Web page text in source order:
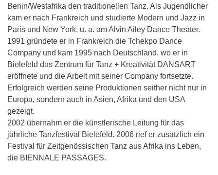
Benin/Westafrika den traditionellen Tanz. Als Jugendlicher
kam er nach Frankreich und studierte Modern und Jazz in
Paris und New York, u. a. am Alvin Ailey Dance Theater.
1991 gründete er in Frankreich die Tchekpo Dance
Company und kam 1995 nach Deutschland, wo er in
Bielefeld das Zentrum für Tanz + Kreativität DANSART
eröffnete und die Arbeit mit seiner Company fortsetzte.
Erfolgreich werden seine Produktionen seither nicht nur in
Europa, sondern auch in Asien, Afrika und den USA
gezeigt.
2002 übernahm er die künstlerische Leitung für das
jährliche Tanzfestival Bielefeld. 2006 rief er zusätzlich ein
Festival für Zeitgenössischen Tanz aus Afrika ins Leben,
die BIENNALE PASSAGES.